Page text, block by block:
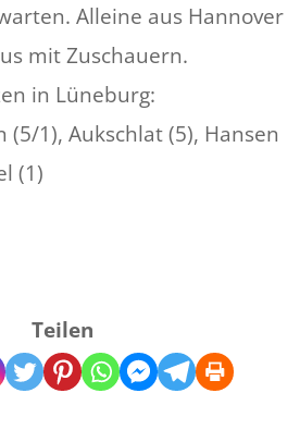
Alleine aus Hannover
mit Zuschauern.
in Lüneburg:
(5/1), Aukschlat (5), Hansen
(1)
Teilen